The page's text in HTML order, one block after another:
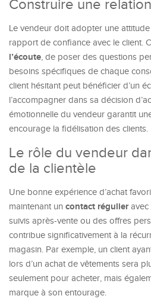
Construire une
Le vendeur doit adopter une
rapport de confiance avec le client.
l’écoute, de poser des questions
besoins spécifiques de chaque
client hésitant peut bénéficier d’un
l’accompagner dans sa décision
émotionnelle du vendeur garantit
encourage la fidélisation des clients.
Le rôle du vendeur
de la clientèle
Une bonne expérience d’achat
maintenant un contact régulieravec
suivis après-vente ou des offres
contribue significativement à la
magasin. Par exemple, un client
lors d’un achat de vêtements sera
seulement pour acheter, mais
marque à son entourage.